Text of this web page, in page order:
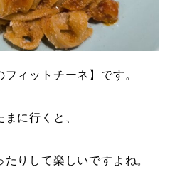
ィットチーネ】です。
に行くと、
りして楽しいですよね。